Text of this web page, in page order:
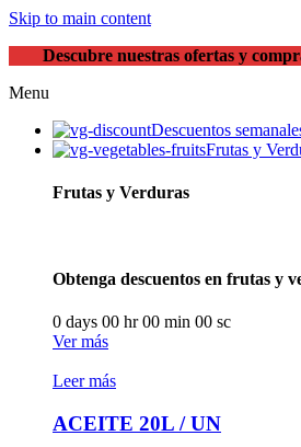
Skip to main content
Descubre nuestras ofertas y
Menu
Descuentos
Frutas y
Frutas y Verduras
Obtenga descuentos en frutas y
0 days 00 hr00 min 00 sc
Ver más
Leer más
ACEITE 20L / UN